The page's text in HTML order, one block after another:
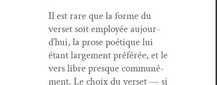
Il est rare que la forme du
ver­set soit employée aujour­
d’hui, la prose poé­tique lui
étant large­ment préférée, et le
vers libre presque com­muné­
ment. Le choix du ver­set — si